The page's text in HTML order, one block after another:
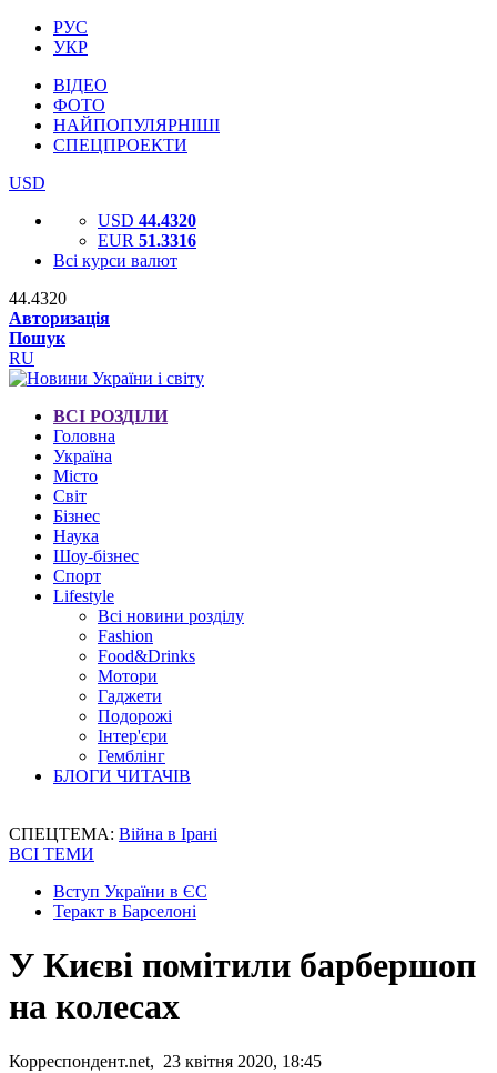
РУС
УКР
ВІДЕО
ФОТО
НАЙПОПУЛЯРНІШІ
СПЕЦПРОЕКТИ
USD
USD 44.4320
EUR 51.3316
Всі курси валют
44.4320
Авторизація
Пошук
RU
ВСІ РОЗДІЛИ
Головна
Україна
Місто
Світ
Бізнес
Наука
Шоу-бізнес
Спорт
Lifestyle
Всі новини розділу
Fashion
Food&Drinks
Мотори
Гаджети
Подорожі
Інтер'єри
Гемблінг
БЛОГИ ЧИТАЧІВ
СПЕЦТЕМА: Війна в Ірані
ВСІ ТЕМИ
Вступ України в ЄС
Теракт в Барселоні
У Києві помітили барбершоп
на колесах
Корреспондент.net, 23 квітня 2020, 18:45